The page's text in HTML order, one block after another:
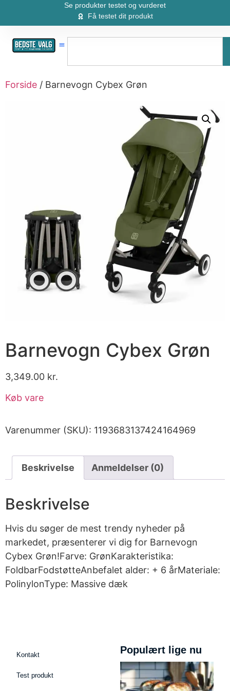
Se produkter testet og vurderet
Få testet dit produkt
Forside / Barnevogn Cybex Grøn
Barnevogn Cybex Grøn
3,349.00 kr.
Køb vare
Varenummer (SKU): 1193683137424164969
Beskrivelse Anmeldelser (0)
Beskrivelse
Hvis du søger de mest trendy nyheder på
markedet, præsenterer vi dig for Barnevogn
Cybex Grøn!Farve: GrønKarakteristika:
FoldbarFodstøtteAnbefalet alder: + 6 årMateriale:
PolinylonType: Massive dæk
Kontakt
Test produkt
Populært lige nu